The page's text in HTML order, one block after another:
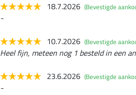
18.7.2026 (Bevestigde
-
10.7.2026 (Bevestigde
Heel fijn, meteen nog 1 besteld in een
23.6.2026 (Bevestigde
-